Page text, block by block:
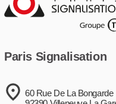
Paris Signalisation
60 Rue De La Bongarde